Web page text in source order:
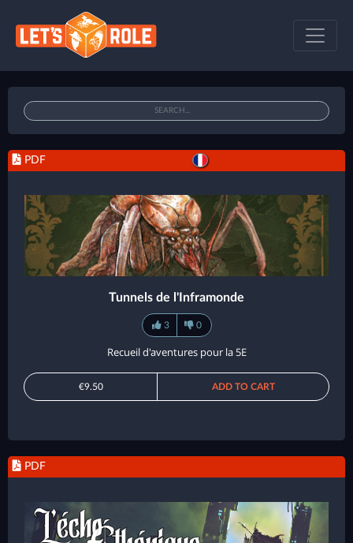
PDF
Tunnels de l'Inframonde
3 0
Recueil d'aventures pour la 5E
€9.50 ADD TO CART
PDF